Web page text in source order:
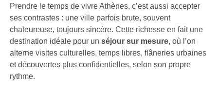
Prendre le temps de vivre Athènes, c’est aussi accepter
ses contrastes : une ville parfois brute, souvent
chaleureuse, toujours sincère. Cette richesse en fait une
destination idéale pour un séjour sur mesure, où l’on
alterne visites culturelles, temps libres, flâneries urbaines
et découvertes plus confidentielles, selon son propre
rythme.